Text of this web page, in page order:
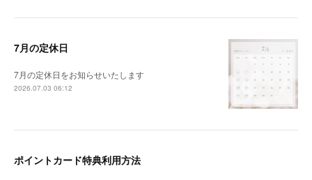
7月の定休日
7月の定休日をお知らせいたします
2026.07.03 06:12
ポイントカード特典利用方法